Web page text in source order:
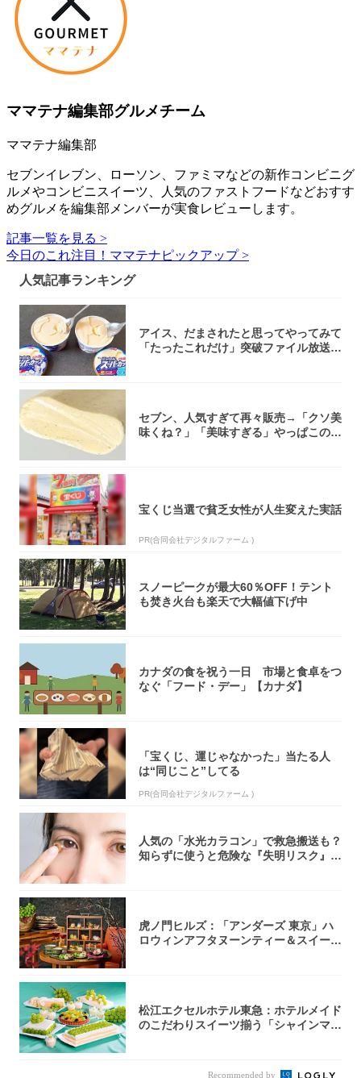
ママテナ編集部グルメチーム
ママテナ編集部
セブンイレブン、ローソン、ファミマなどの新作コンビニグ
ルメやコンビニスイーツ、人気のファストフードなどおすす
めグルメを編集部メンバーが実食レビューします。
記事一覧を見る >
今日のこれ注目！ママテナピックアップ >
人気記事ランキング
アイス、だまされたと思ってやってみて
「たったこれだけ」突破ファイル放送で
セブン、人気すぎて再々販売→「クソ美
味くね？」「美味すぎる」やっぱこのク
宝くじ当選で貧乏女性が人生変えた実話
PR(合同会社デジタルファーム )
スノーピークが最大60％OFF！テント
も焚き火台も楽天で大幅値下げ中
カナダの食を祝う一日 市場と食卓をつ
なぐ「フード・デー」【カナダ】
「宝くじ、運じゃなかった」当たる人
は“同じこと”してる
PR(合同会社デジタルファーム )
人気の「水光カラコン」で救急搬送も？
知らずに使うと危険な『失明リスク』と
虎ノ門ヒルズ：「アンダーズ 東京」ハ
ロウィンアフタヌーンティー＆スイーツ
松江エクセルホテル東急：ホテルメイド
のこだわりスイーツ揃う「シャインマス
Recommended by